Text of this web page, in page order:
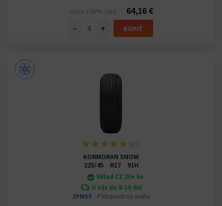
Cena s DPH /1ks
64,16 €
−
+ KÚPIŤ
(15)
KORMORAN SNOW
225/45 R17 91H
Sklad CZ 20+ ks
U Vás do 8-10 dní
3PMSF- Priľnavosť na snehu